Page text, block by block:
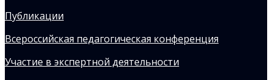
Публикации
Всероссийская педагогическая конференция
Участие в экспертной деятельности